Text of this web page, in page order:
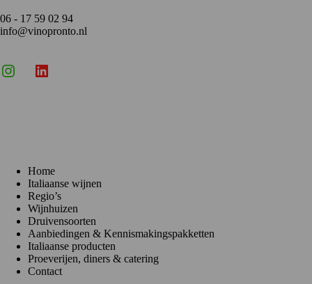
06 - 17 59 02 94
info@vinopronto.nl
InstagramLinkedIn
Home
Italiaanse wijnen
Regio’s
Wijnhuizen
Druivensoorten
Aanbiedingen & Kennismakingspakketten
Italiaanse producten
Proeverijen, diners & catering
Contact